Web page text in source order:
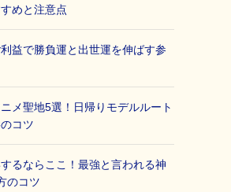
めと注意点
益で勝負運と出世運を伸ばす参
メ聖地5選！日帰りモデルルート
コツ
るならここ！最強と言われる神
のコツ